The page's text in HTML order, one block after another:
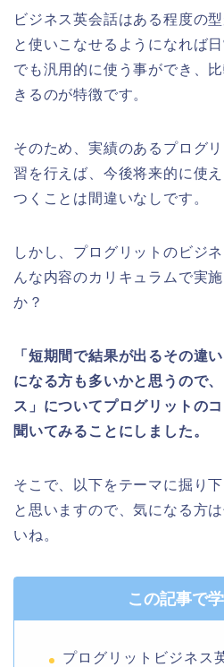
ビジネス英会話はある程度の
と使いこなせるようになれば
でも汎用的に使う事ができ、
きるのが特徴です。
そのため、実績のあるプログ
習を行えば、今後将来的に使
つくことは間違いなしです。
しかし、プログリットのビジ
んな内容のカリキュラムで実
か？
「短期間で結果が出るその違
になる方も多いかと思うので
ス」についてプログリットの
聞いてみることにしました。
そこで、以下をテーマに掘り
と思いますので、気になる方
いね。
この記事で
プログリットビジネス